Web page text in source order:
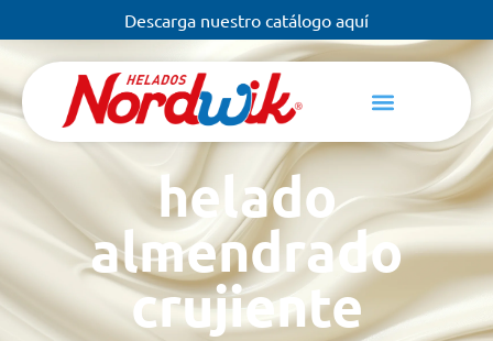
Descarga nuestro catálogo aquí
helado
almendrado
crujiente